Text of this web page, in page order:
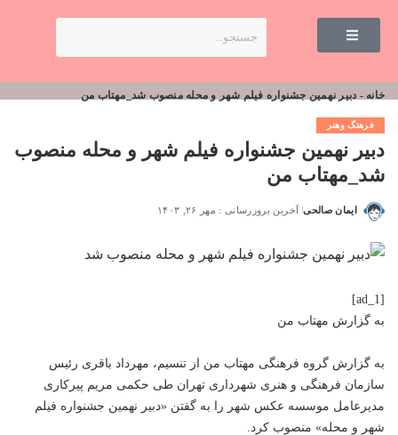
خانه - دبیر نهمین جشنواره فیلم شهر و محله منصوب شد_مهتاب من
فرهنگ وهنر
دبیر نهمین جشنواره فیلم شهر و محله منصوب
شد_مهتاب من
ایمان صالحی آخرین بروزرسانی : مهر ۲۶, ۱۴۰۳
[ad_1]
به گزارش مهتاب من
به گزارش گروه فرهنگی مهتاب من از تنسیم، مهرداد باقری رئیس
سازمان فرهنگی و هنری شهرداری تهران طی حکمی مریم پیرکاری
مدیرعامل موسسه عکس شهر را به گفتن «دبیر نهمین جشنواره فیلم
شهر و محله» منصوب کرد.